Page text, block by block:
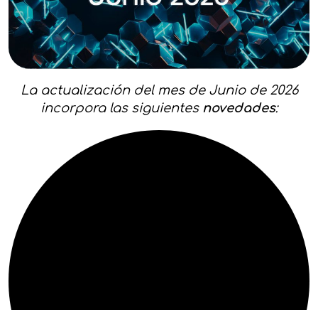
La actualización del mes de Junio de 2026
incorpora las siguientes novedades: